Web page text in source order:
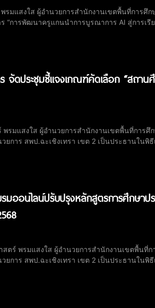
มแสงใส ผู้อำนวยการสำนักงานเขตพื้นที่การศึก
“การพัฒนาครูแกนนำการบูรณาการ AI สู่การเรี
จัดประชุมชี้แจงเกณฑ์คัดเลือก “สถา
รมแสงใส ผู้อำนวยการสำนักงานเขตพื้นที่การศึ
การ สพป.ฉะเชิงเทรา เขต 2 เป็นประธานในพิ
มออนไลน์ปรับปรุงหลักสูตรการศึกษา
ร์ พรมแสงใส ผู้อำนวยการสำนักงานเขตพื้นที่ก
การ สพป.ฉะเชิงเทรา เขต 2 เป็นประธานในพิ